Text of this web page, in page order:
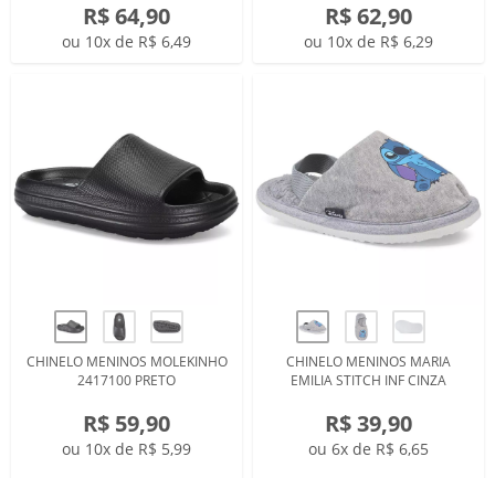
R$ 64,90
ou 10x de R$ 6,49
R$ 62,90
ou 10x de R$ 6,29
CHINELO MENINOS MOLEKINHO
2417100 PRETO
R$ 59,90
ou 10x de R$ 5,99
CHINELO MENINOS MARIA
EMILIA STITCH INF CINZA
R$ 39,90
ou 6x de R$ 6,65